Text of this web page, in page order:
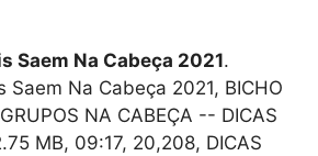
Saem Na Cabeça 2021.
Saem Na Cabeça 2021, BICHO
NA CABEÇA -- DICAS
MB, 09:17, 20,208, DICAS